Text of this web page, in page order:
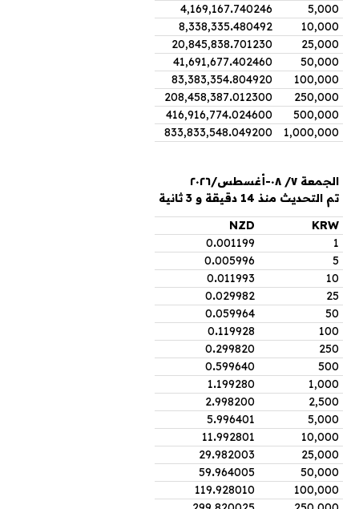
5,000
4,169,167.740246
10,000
8,338,335.480492
25,000
20,845,838.701230
50,000
41,691,677.402460
100,000
83,383,354.804920
250,000
208,458,387.012300
500,000
416,916,774.024600
1,000,000
833,833,548.049200
الجمعة ٧/ ٠٨-أغسطس/٢٠٢٦
تم التحديث منذ 14 دقيقة و 3 ثانية
KRW
NZD
1
0.001199
5
0.005996
10
0.011993
25
0.029982
50
0.059964
100
0.119928
250
0.299820
500
0.599640
1,000
1.199280
2,500
2.998200
5,000
5.996401
10,000
11.992801
25,000
29.982003
50,000
59.964005
100,000
119.928010